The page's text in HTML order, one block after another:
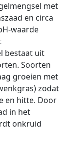
met
en circa
waarde
bestaat uit
Soorten
groeien met
zodat
en hitte. Door
in het
onkruid